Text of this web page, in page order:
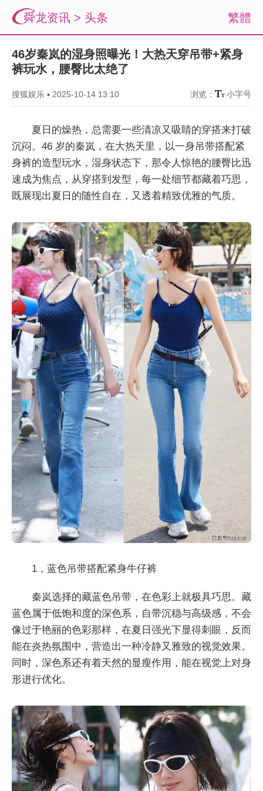
繁體
舜龙资讯 > 头条
46岁秦岚的湿身照曝光！大热天穿吊带+紧身
裤玩水，腰臀比太绝了
搜狐娱乐 ▪ 2025-10-14 13:10 浏览： 小字号
夏日的燥热，总需要一些清凉又吸睛的穿搭来打破
沉闷。46 岁的秦岚，在大热天里，以一身吊带搭配紧
身裤的造型玩水，湿身状态下，那令人惊艳的腰臀比迅
速成为焦点，从穿搭到发型，每一处细节都藏着巧思，
既展现出夏日的随性自在，又透着精致优雅的气质。
1，蓝色吊带搭配紧身牛仔裤
秦岚选择的藏蓝色吊带，在色彩上就极具巧思。藏
蓝色属于低饱和度的深色系，自带沉稳与高级感，不会
像过于艳丽的色彩那样，在夏日强光下显得刺眼，反而
能在炎热氛围中，营造出一种冷静又雅致的视觉效果。
同时，深色系还有着天然的显瘦作用，能在视觉上对身
形进行优化。